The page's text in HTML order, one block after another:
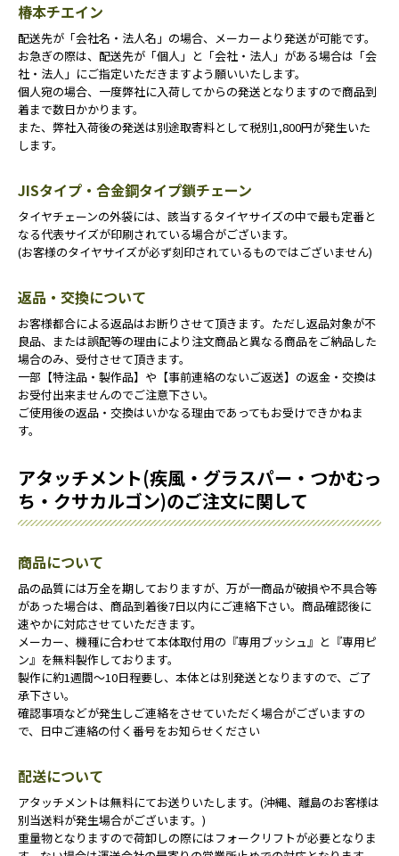
椿本チエイン
配送先が「会社名・法人名」の場合、メーカーより発送が可能です。
お急ぎの際は、配送先が「個人」と「会社・法人」がある場合は「会
社・法人」にご指定いただきますよう願いいたします。
個人宛の場合、一度弊社に入荷してからの発送となりますので商品到
着まで数日かかります。
また、弊社入荷後の発送は別途取寄料として税別1,800円が発生いた
します。
JISタイプ・合金鋼タイプ鎖チェーン
タイヤチェーンの外袋には、該当するタイヤサイズの中で最も定番と
なる代表サイズが印刷されている場合がございます。
(お客様のタイヤサイズが必ず刻印されているものではございません)
返品・交換について
お客様都合による返品はお断りさせて頂きます。ただし返品対象が不
良品、または誤配等の理由により注文商品と異なる商品をご納品した
場合のみ、受付させて頂きます。
一部【特注品・製作品】や【事前連絡のないご返送】の返金・交換は
お受付出来ませんのでご注意下さい。
ご使用後の返品・交換はいかなる理由であってもお受けできかねま
す。
アタッチメント(疾風・グラスパー・つかむっ
ち・クサカルゴン)のご注文に関して
商品について
品の品質には万全を期しておりますが、万が一商品が破損や不具合等
があった場合は、商品到着後7日以内にご連絡下さい。商品確認後に
速やかに対応させていただきます。
メーカー、機種に合わせて本体取付用の『専用ブッシュ』と『専用ピ
ン』を無料製作しております。
製作に約1週間～10日程要し、本体とは別発送となりますので、ご了
承下さい。
確認事項などが発生しご連絡をさせていただく場合がございますの
で、日中ご連絡の付く番号をお知らせください
配送について
アタッチメントは無料にてお送りいたします。(沖縄、離島のお客様は
別当送料が発生場合がございます。)
重量物となりますので荷卸しの際にはフォークリフトが必要となりま